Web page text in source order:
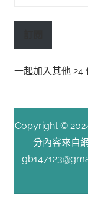
郵
址
一起加入其他 24
Copyright ©
分內容來自